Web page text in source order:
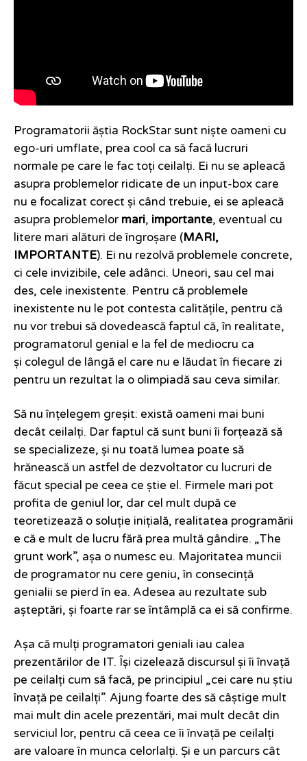
Programatorii ăștia RockStar sunt niște oameni cu
ego-uri umflate, prea cool ca să facă lucruri
normale pe care le fac toți ceilalți. Ei nu se apleacă
asupra problemelor ridicate de un input-box care
nu e focalizat corect și când trebuie, ei se apleacă
asupra problemelor mari, importante, eventual cu
litere mari alături de îngroșare (MARI,
IMPORTANTE). Ei nu rezolvă problemele concrete,
ci cele invizibile, cele adânci. Uneori, sau cel mai
des, cele inexistente. Pentru că problemele
inexistente nu le pot contesta calitățile, pentru că
nu vor trebui să dovedească faptul că, în realitate,
programatorul genial e la fel de mediocru ca
și colegul de lângă el care nu e lăudat în fiecare zi
pentru un rezultat la o olimpiadă sau ceva similar.
Să nu înțelegem greșit: există oameni mai buni
decât ceilalți. Dar faptul că sunt buni îi forțează să
se specializeze, și nu toată lumea poate să
hrănească un astfel de dezvoltator cu lucruri de
făcut special pe ceea ce știe el. Firmele mari pot
profita de geniul lor, dar cel mult după ce
teoretizează o soluție inițială, realitatea programării
e că e mult de lucru fără prea multă gândire. „The
grunt work”, așa o numesc eu. Majoritatea muncii
de programator nu cere geniu, în consecință
genialii se pierd în ea. Adesea au rezultate sub
așteptări, și foarte rar se întâmplă ca ei să confirme.
Așa că mulți programatori geniali iau calea
prezentărilor de IT. Își cizelează discursul și îi învață
pe ceilalți cum să facă, pe principiul „cei care nu știu
învață pe ceilalți”. Ajung foarte des să câștige mult
mai mult din acele prezentări, mai mult decât din
serviciul lor, pentru că ceea ce îi învață pe ceilalți
are valoare în munca celorlalți. Și e un parcurs cât